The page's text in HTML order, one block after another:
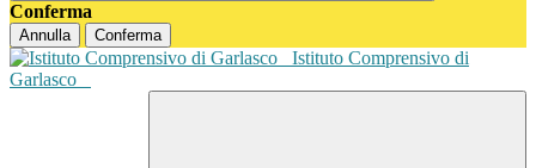
Conferma
Annulla Conferma
Istituto Comprensivo di
Garlasco